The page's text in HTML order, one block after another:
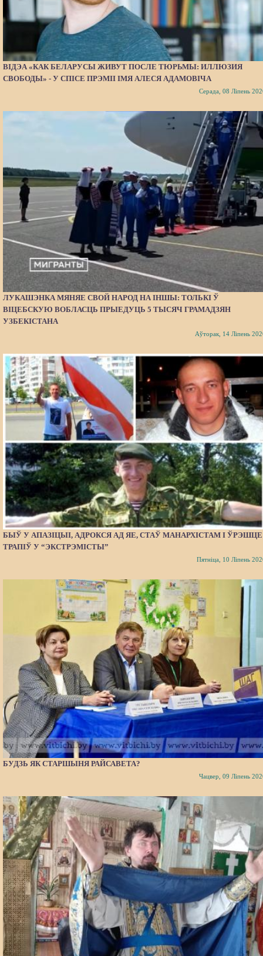
ВІДЭА «КАК БЕЛАРУСЫ ЖИВУТ ПОСЛЕ ТЮРЬМЫ: ИЛЛЮЗИЯ
СВОБОДЫ» - У СПІСЕ ПРЭМІІ ІМЯ АЛЕСЯ АДАМОВІЧА
Серада, 08 Ліпень
ЛУКАШЭНКА МЯНЯЕ СВОЙ НАРОД НА ІНШЫ: ТОЛЬКІ Ў
ВІЦЕБСКУЮ ВОБЛАСЦЬ ПРЫЕДУЦЬ 5 ТЫСЯЧ ГРАМАДЗЯН
УЗБЕКІСТАНА
Аўторак, 14 Ліпень
БЫЎ У АПАЗІЦЫІ, АДРОКСЯ АД ЯЕ, СТАЎ МАНАРХІСТАМ І ЎРЭШЦЕ
ТРАПІЎ У “ЭКСТРЭМІСТЫ”
Пятніца, 10 Ліпень
БУДЗЬ ЯК СТАРШЫНЯ РАЙСАВЕТА?
Чацвер, 09 Ліпень